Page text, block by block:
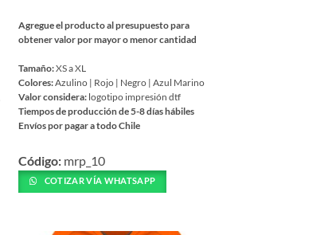
Agregue el producto al presupuesto para
obtener valor por mayor o menor cantidad
Tamaño:XS a XL
Colores:Azulino | Rojo | Negro | Azul Marino
Valor considera: logotipo impresión dtf
Tiempos de producción de 5-8 días hábiles
Envíos por pagar a todo Chile
producto
tiene
múltiples
Código: mrp_10
COTIZAR VÍA WHATSAPP